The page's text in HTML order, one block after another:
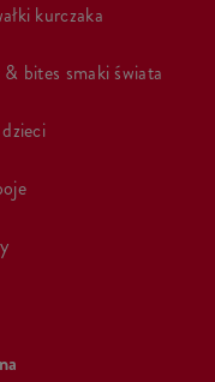
kurczaka
& bites smaki świata
dzieci